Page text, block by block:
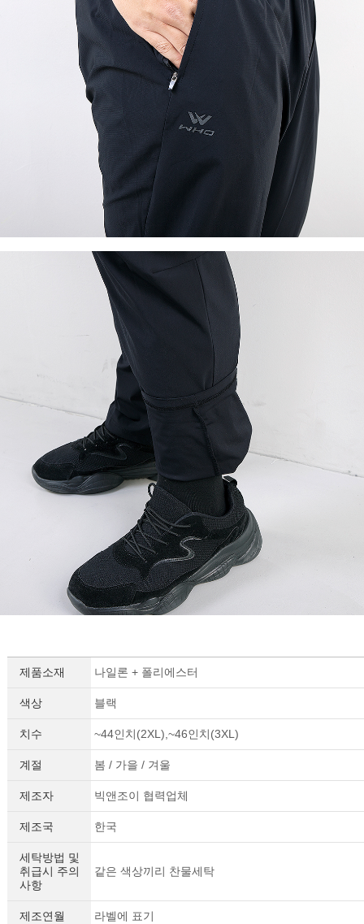
제품소재 나일론 + 폴리에스터
색상 블랙
치수 ~44인치(2XL),~46인치(3XL)
계절 봄 / 가을 / 겨울
제조자 빅앤조이 협력업체
제조국 한국
세탁방법 및
취급시 주의
사항
같은 색상끼리 찬물세탁
제조연월 라벨에 표기